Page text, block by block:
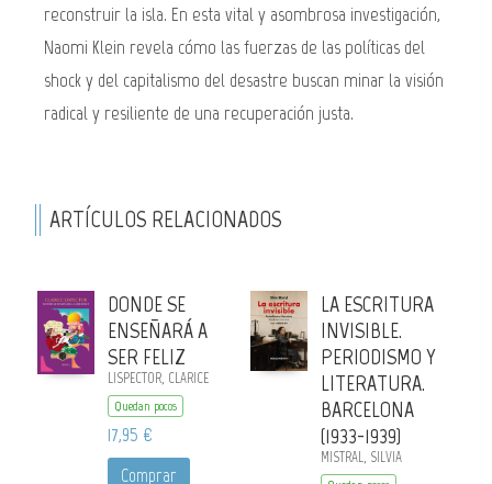
reconstruir la isla. En esta vital y asombrosa investigación,
Naomi Klein revela cómo las fuerzas de las políticas del
shock y del capitalismo del desastre buscan minar la visión
radical y resiliente de una recuperación justa.
ARTÍCULOS RELACIONADOS
DONDE SE
ENSEÑARÁ A
SER FELIZ
LISPECTOR, CLARICE
Quedan pocos
17,95 €
Comprar
LA ESCRITURA
INVISIBLE.
PERIODISMO Y
LITERATURA.
BARCELONA
(1933-1939)
MISTRAL, SILVIA